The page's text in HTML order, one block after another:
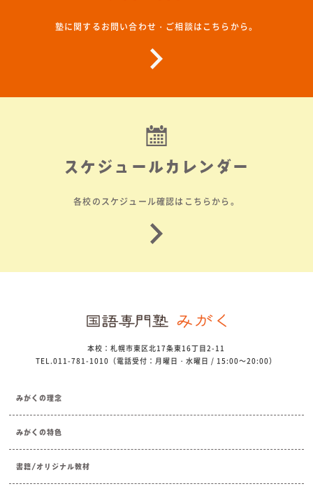
塾に関するお問い合わせ・ご相談はこちらから。
スケジュールカレンダー
各校のスケジュール確認はこちらから。
本校：札幌市東区北17条東16丁目2-11
TEL.011-781-1010（電話受付：月曜日・水曜日 / 15:00～20:00）
みがくの理念
みがくの特色
書籍/オリジナル教材